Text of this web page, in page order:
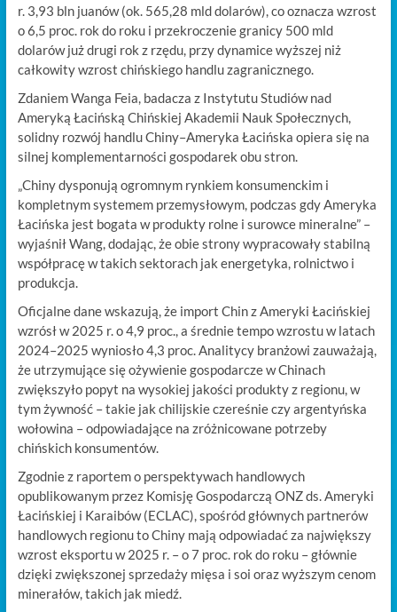
r. 3,93 bln juanów (ok. 565,28 mld dolarów), co oznacza wzrost
o 6,5 proc. rok do roku i przekroczenie granicy 500 mld
dolarów już drugi rok z rzędu, przy dynamice wyższej niż
całkowity wzrost chińskiego handlu zagranicznego.
Zdaniem Wanga Feia, badacza z Instytutu Studiów nad
Ameryką Łacińską Chińskiej Akademii Nauk Społecznych,
solidny rozwój handlu Chiny–Ameryka Łacińska opiera się na
silnej komplementarności gospodarek obu stron.
„Chiny dysponują ogromnym rynkiem konsumenckim i
kompletnym systemem przemysłowym, podczas gdy Ameryka
Łacińska jest bogata w produkty rolne i surowce mineralne” –
wyjaśnił Wang, dodając, że obie strony wypracowały stabilną
współpracę w takich sektorach jak energetyka, rolnictwo i
produkcja.
Oficjalne dane wskazują, że import Chin z Ameryki Łacińskiej
wzrósł w 2025 r. o 4,9 proc., a średnie tempo wzrostu w latach
2024–2025 wyniosło 4,3 proc. Analitycy branżowi zauważają,
że utrzymujące się ożywienie gospodarcze w Chinach
zwiększyło popyt na wysokiej jakości produkty z regionu, w
tym żywność – takie jak chilijskie czereśnie czy argentyńska
wołowina – odpowiadające na zróżnicowane potrzeby
chińskich konsumentów.
Zgodnie z raportem o perspektywach handlowych
opublikowanym przez Komisję Gospodarczą ONZ ds. Ameryki
Łacińskiej i Karaibów (ECLAC), spośród głównych partnerów
handlowych regionu to Chiny mają odpowiadać za największy
wzrost eksportu w 2025 r. – o 7 proc. rok do roku – głównie
dzięki zwiększonej sprzedaży mięsa i soi oraz wyższym cenom
minerałów, takich jak miedź.